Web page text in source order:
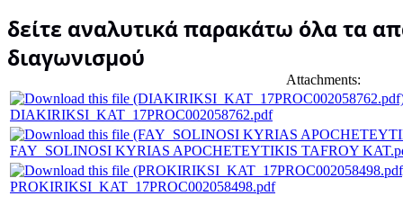
δείτε αναλυτικά παρακάτω όλα τα
διαγωνισμού
Attachments:
DIAKIRIKSI_KAT_17PROC002058762.pdf
FAY_SOLINOSI KYRIAS APOCHETEYTIKIS TAFROY
PROKIRIKSI_KAT_17PROC002058498.pdf